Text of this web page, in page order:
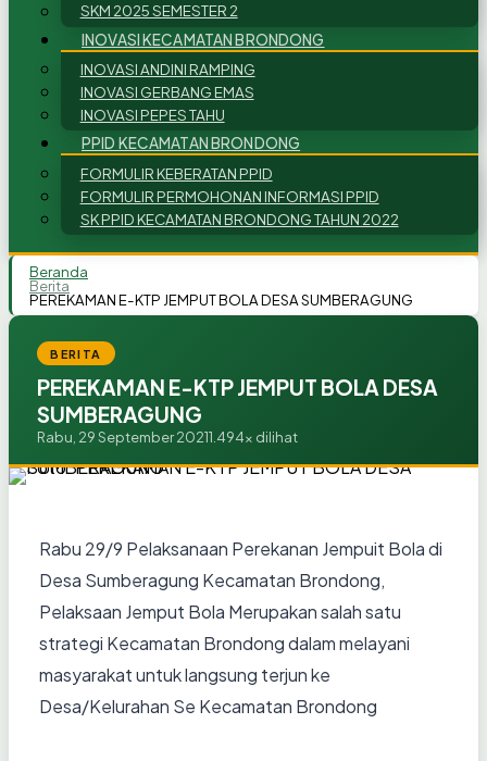
SKM 2025 SEMESTER 2
INOVASI KECAMATAN BRONDONG
INOVASI ANDINI RAMPING
INOVASI GERBANG EMAS
INOVASI PEPES TAHU
PPID KECAMATAN BRONDONG
FORMULIR KEBERATAN PPID
FORMULIR PERMOHONAN INFORMASI PPID
SK PPID KECAMATAN BRONDONG TAHUN 2022
Beranda
Berita
PEREKAMAN E-KTP JEMPUT BOLA DESA SUMBERAGUNG
BERITA
PEREKAMAN E-KTP JEMPUT BOLA DESA
SUMBERAGUNG
Rabu, 29 September 20211.494x dilihat
Rabu 29/9 Pelaksanaan Perekanan Jempuit Bola di
Desa Sumberagung Kecamatan Brondong,
Pelaksaan Jemput Bola Merupakan salah satu
strategi Kecamatan Brondong dalam melayani
masyarakat untuk langsung terjun ke
Desa/Kelurahan Se Kecamatan Brondong